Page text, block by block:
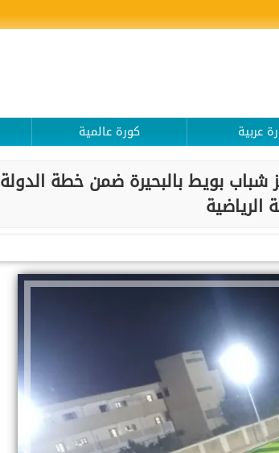
عربية كورة عالمية
شباب بويط بالبحيرة ضمن خطة الدولة
الرياضية